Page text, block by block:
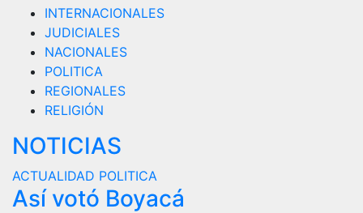
INTERNACIONALES
JUDICIALES
NACIONALES
POLITICA
REGIONALES
RELIGIÓN
NOTICIAS
ACTUALIDAD POLITICA
Así votó Boyacá